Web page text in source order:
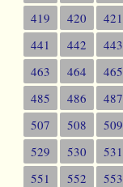
419
420 421
441
442 443
463
464 465
485
486 487
507
508 509
529
530 531
551
552 553